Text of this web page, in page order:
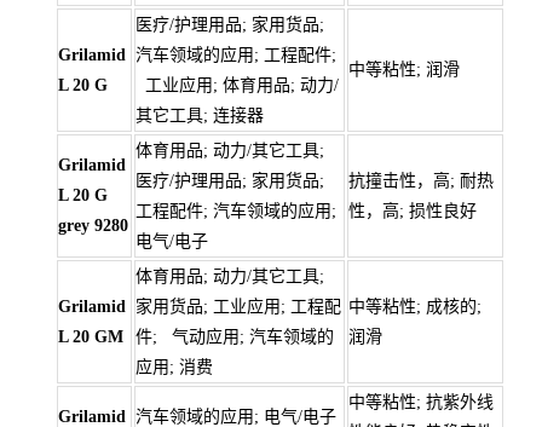
Grilamid
L 20 G
医疗/护理用品; 家用货品;
汽车领域的应用; 工程配件;
工业应用; 体育用品; 动力/
其它工具; 连接器
中等粘性; 润滑
Grilamid
L 20 G
grey 9280
体育用品; 动力/其它工具;
医疗/护理用品; 家用货品;
工程配件; 汽车领域的应用;
电气/电子
抗撞击性，高; 耐热
性，高; 损性良好
Grilamid
L 20 GM
体育用品; 动力/其它工具;
家用货品; 工业应用; 工程配
件; 气动应用; 汽车领域的
应用; 消费
中等粘性; 成核的;
润滑
Grilamid 汽车领域的应用; 电气/电子
中等粘性; 抗紫外线